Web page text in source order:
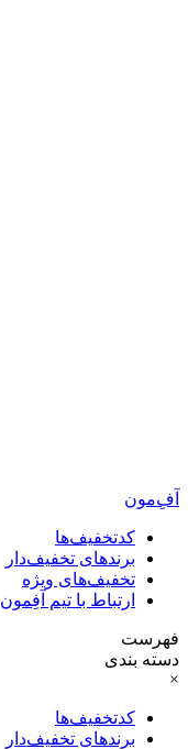
آفِ‌مون
کدتخفیف‌ها
برندهای تخفیف‌دار
تخفیف‌های ویژه
ارتباط با تیم آفِمون
فهرست
دسته بندی
×
کدتخفیف‌ها
برندهای تخفیف‌دار